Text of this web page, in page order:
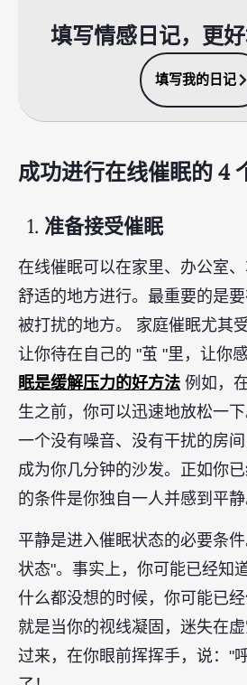
填写情感日记，更
填写我的日记
成功进行在线催眠的 4
1. 准备接受催眠
在线催眠可以在家里、办公室
舒适的地方进行。最重要的是
被打扰的地方。 家庭催眠尤其
让你待在自己的 "茧 "里，让你
眠是缓解压力的好方法 例如，
生之前，你可以迅速地放松一
一个没有噪音、没有干扰的房
成为你几分钟的沙发。正如你
的条件是你独自一人并感到平静
平静是进入催眠状态的必要条
状态"。事实上，你可能已经知
什么都没想的时候，你可能已经
就是当你的视线凝固，迷失在
过来，在你眼前挥挥手，说："